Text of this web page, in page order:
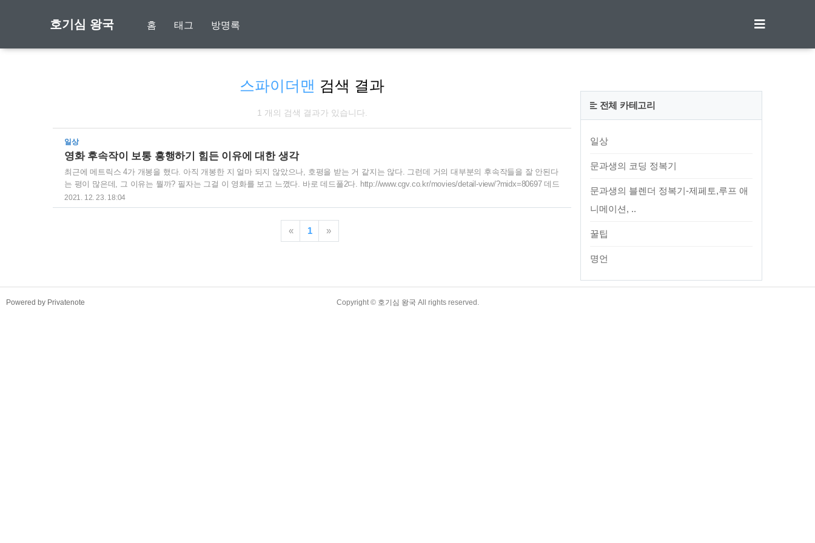
호기심 왕국 홈 태그 방명록
스파이더맨 검색 결과
1 개의 검색 결과가 있습니다.
일상
영화 후속작이 보통 흥행하기 힘든 이유에 대한 생각
최근에 메트릭스 4가 개봉을 했다. 아직 개봉한 지 얼마 되지 않았으나, 호평을 받는 거 같지는 않다. 그런데 거의 대부분의 후속작들을 잘 안된다
는 평이 많은데, 그 이유는 뭘까? 필자는 그걸 이 영화를 보고 느꼈다. 바로 데드풀2다. http://www.cgv.co.kr/movies/detail-view/?midx=80697 데드
풀 2 | 영화 그 이상의 감동. CGV 데드풀 2 Deadpool 2 예매율 0.0% 93% 감독 : 데이빗 레이치 / 배우 : 조슈 브롤린 , 라이언 레이놀즈 , 재지 비츠
, 모레나 바카린 장르 : 액션, 코미디, SF, 어드벤처 / 기본 : 청소년 관람 www.cgv.co.kr 데드풀 1은 데드풀이 가지고 있는 전에 보지 못한 히어로
2021. 12. 23. 18:04
« 1 »
전체 카테고리
일상
문과생의 코딩 정복기
문과생의 블렌더 정복기-제페토,루프 애
니메이션, ..
꿀팁
명언
Powered by Privatenote Copyright © 호기심 왕국 All rights reserved.
TistoryWhaleSkin3.4